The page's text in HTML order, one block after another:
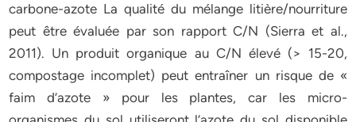
carbone-azote La qualité du mélange litière/nourriture
peut être évaluée par son rapport C/N (Sierra et al.,
2011). Un produit organique au C/N élevé (> 15-20,
compostage incomplet) peut entraîner un risque de «
faim d’azote » pour les plantes, car les micro-